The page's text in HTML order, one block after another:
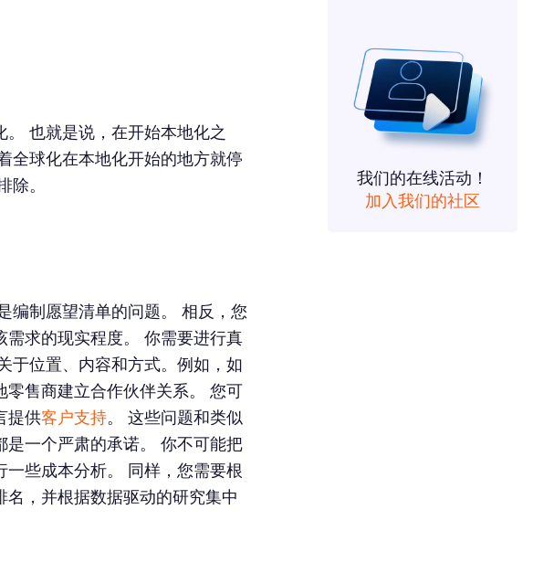
也就是说，在开始本地化之
全球化在本地化开始的地方就停
除。
编制愿望清单的问题。 相反，您
求的现实程度。 你需要进行真
于位置、内容和方式。例如，如
售商建立合作伙伴关系。 您可
提供客户支持。 这些问题和类似
一个严肃的承诺。 你不可能把
些成本分析。 同样，您需要根
，并根据数据驱动的研究集中
我们的在线活动！
加入我们的社区